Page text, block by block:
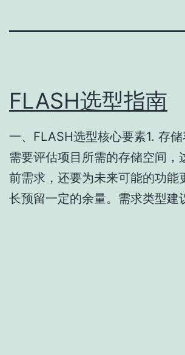
FLASH选型指南
一、FLASH选型核心要素1. 存
需要评估项目所需的存储空间，
前需求，还要为未来可能的功能
长预留一定的余量。需求类型建